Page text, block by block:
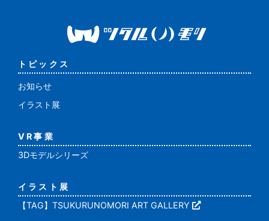
トピックス
お知らせ
イラスト展
VR事業
3Dモデルシリーズ
イラスト展
【TAG】TSUKURUNOMORI ART GALLERY